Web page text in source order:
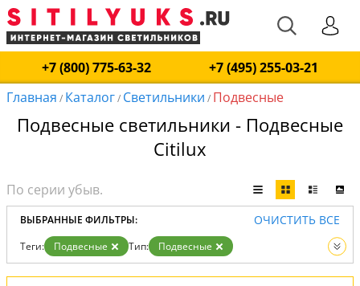
+7 (800) 775-63-32
+7 (495) 255-03-21
Главная / Каталог/ Светильники / Подвесные
Подвесные светильники - Подвесные
Citilux
ВЫБРАННЫЕ ФИЛЬТРЫ: ОЧИСТИТЬ ВСЕ
Теги: Подвесные Тип:
Подвесные
Вид:
Светильники